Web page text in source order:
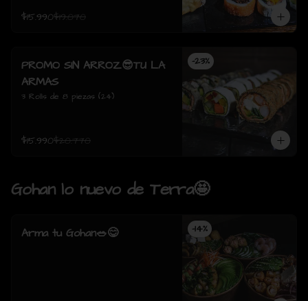
$15.990$19.070
-23%
PROMO SIN ARROZ😎TU LA
ARMAS
3 Rolls de 8 piezas (24)
$15.990$20.770
Gohan lo nuevo de Terra🤩
-14%
Arma tu Gohan🥗😋